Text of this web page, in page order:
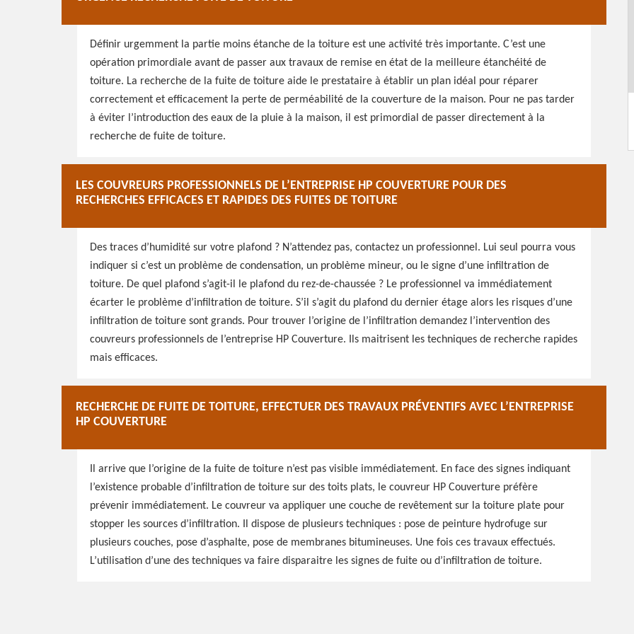
Définir urgemment la partie moins étanche de la toiture est une activité très importante. C’est une
opération primordiale avant de passer aux travaux de remise en état de la meilleure étanchéité de
toiture. La recherche de la fuite de toiture aide le prestataire à établir un plan idéal pour réparer
correctement et efficacement la perte de perméabilité de la couverture de la maison. Pour ne pas tarder
à éviter l’introduction des eaux de la pluie à la maison, il est primordial de passer directement à la
recherche de fuite de toiture.
LES COUVREURS PROFESSIONNELS DE L’ENTREPRISE HP COUVERTURE POUR DES
RECHERCHES EFFICACES ET RAPIDES DES FUITES DE TOITURE
Des traces d’humidité sur votre plafond ? N’attendez pas, contactez un professionnel. Lui seul pourra vous
indiquer si c’est un problème de condensation, un problème mineur, ou le signe d’une infiltration de
toiture. De quel plafond s’agit-il le plafond du rez-de-chaussée ? Le professionnel va immédiatement
écarter le problème d’infiltration de toiture. S’il s’agit du plafond du dernier étage alors les risques d’une
infiltration de toiture sont grands. Pour trouver l’origine de l’infiltration demandez l’intervention des
couvreurs professionnels de l’entreprise HP Couverture. Ils maitrisent les techniques de recherche rapides
mais efficaces.
RECHERCHE DE FUITE DE TOITURE, EFFECTUER DES TRAVAUX PRÉVENTIFS AVEC L’ENTREPRISE
HP COUVERTURE
Il arrive que l’origine de la fuite de toiture n’est pas visible immédiatement. En face des signes indiquant
l’existence probable d’infiltration de toiture sur des toits plats, le couvreur HP Couverture préfère
prévenir immédiatement. Le couvreur va appliquer une couche de revêtement sur la toiture plate pour
stopper les sources d’infiltration. Il dispose de plusieurs techniques : pose de peinture hydrofuge sur
plusieurs couches, pose d’asphalte, pose de membranes bitumineuses. Une fois ces travaux effectués.
L’utilisation d’une des techniques va faire disparaitre les signes de fuite ou d’infiltration de toiture.